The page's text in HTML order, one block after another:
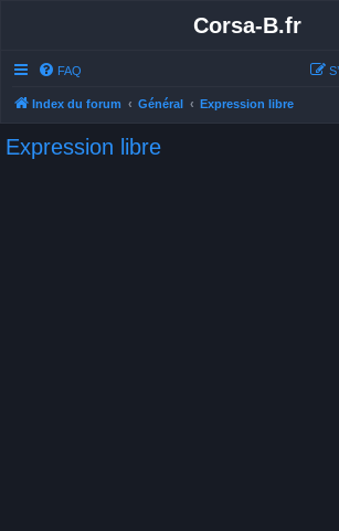
Corsa-B.fr
FAQ
Index du forum Général Expression libre
Expression libre